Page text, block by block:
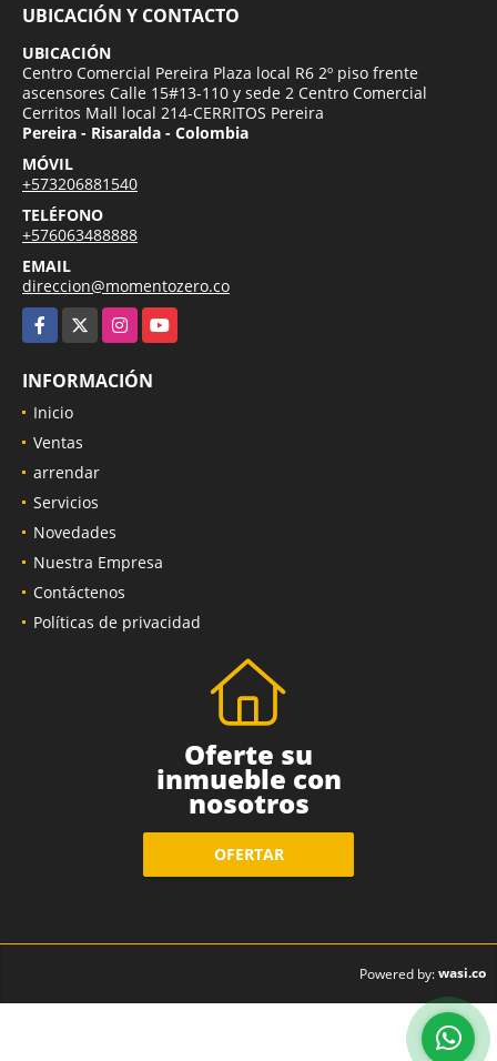
UBICACIÓN Y CONTACTO
UBICACIÓN
Centro Comercial Pereira Plaza local R6 2º piso frente
ascensores Calle 15#13-110 y sede 2 Centro Comercial
Cerritos Mall local 214-CERRITOS Pereira
Pereira - Risaralda - Colombia
MÓVIL
+573206881540
TELÉFONO
+576063488888
EMAIL
direccion@momentozero.co
Facebook
InstagramYouTube
INFORMACIÓN
Inicio
Ventas
arrendar
Servicios
Novedades
Nuestra Empresa
Contáctenos
Políticas de privacidad
Oferte su
inmueble con
nosotros
OFERTAR
Powered by:wasi.co